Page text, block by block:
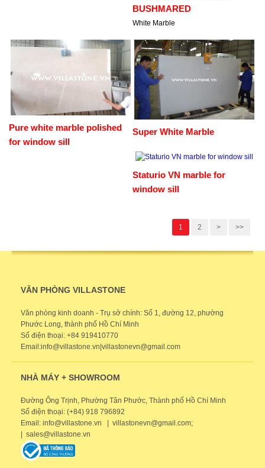
BUSHMARED
White Marble
Pure white marble polished
for window sill
Super White Marble
Staturio VN marble for
window sill
1 2 > >>
VĂN PHÒNG VILLASTONE
Văn phòng kinh doanh - Trụ sở chính: Số 1, đường 12, phường
Phước Long, thành phố Hồ Chí Minh
Số điện thoại: +84 919410770
Email:info@villastone.vn|villastonevn@gmail.com
NHÀ MÁY + SHOWROOM
Đường Ông Trịnh, Phường Tân Phước, Thành phố Hồ Chí Minh
Số điện thoại: (+84) 918 796892
Email: info@villastone.vn | villastonevn@gmail.com;
| sales@villastone.vn